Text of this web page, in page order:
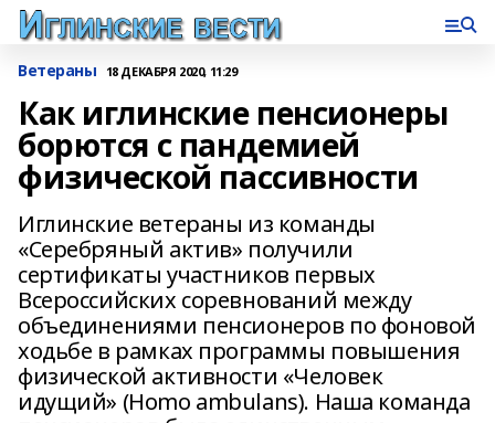
Ветераны 18 ДЕКАБРЯ 2020, 11:29
Как иглинские пенсионеры
борются с пандемией
физической пассивности
Иглинские ветераны из команды
«Серебряный актив» получили
сертификаты участников первых
Всероссийских соревнований между
объединениями пенсионеров по фоновой
ходьбе в рамках программы повышения
физической активности «Человек
идущий» (Homo ambulans). Наша команда